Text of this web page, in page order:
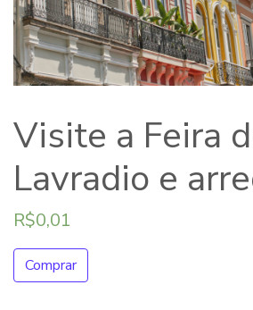
Visite a Feira
Lavradio e
R$0,01
Comprar